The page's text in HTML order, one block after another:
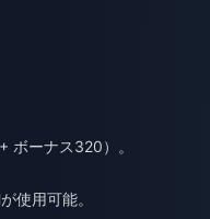
ボーナス320）。
使用可能。